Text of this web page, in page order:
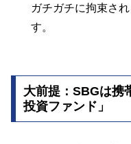
ガチガチに拘束さ
す。
大前提：SBGは携
投資ファンド」